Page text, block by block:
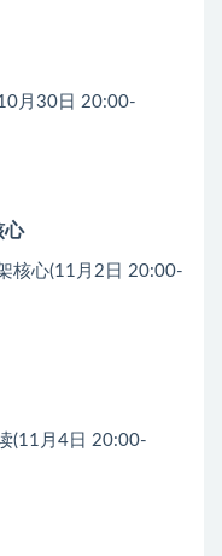
月30日 20:00-
⼼
核⼼(11月2日 20:00-
(11月4日 20:00-